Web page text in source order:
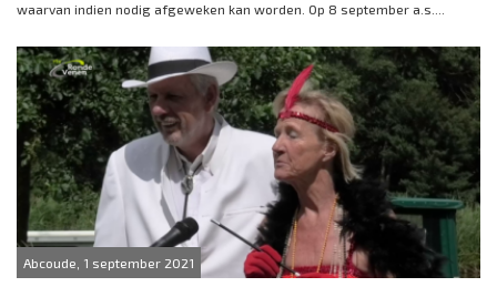
waarvan indien nodig afgeweken kan worden. Op 8 september a.s....
Abcoude, 1 september 2021